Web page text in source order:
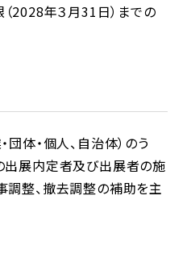
2028年３月31日）までの
団体・個人、自治体）のう
出展内定者及び出展者の施
調整、撤去調整の補助を主